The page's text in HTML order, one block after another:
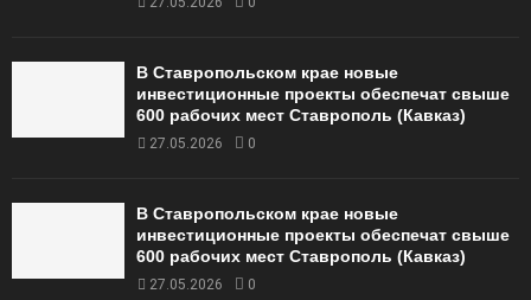
В Ставропольском крае новые
инвестиционные проекты обеспечат свыше
600 рабочих мест Ставрополь (Кавказ)
27.05.2026 0
В Ставропольском крае новые
инвестиционные проекты обеспечат свыше
600 рабочих мест Ставрополь (Кавказ)
27.05.2026 0